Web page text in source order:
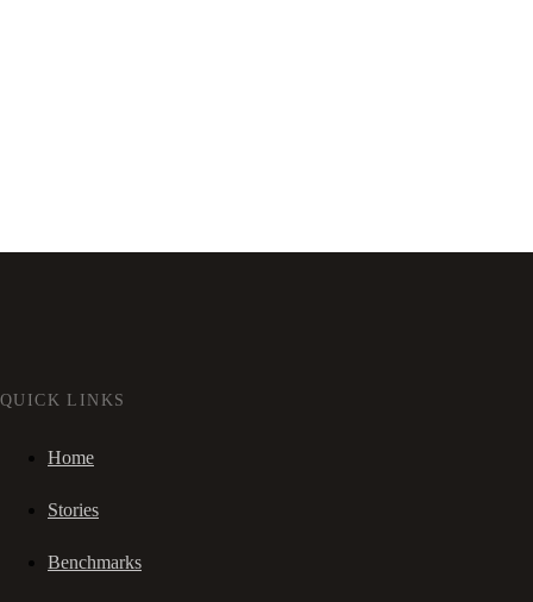
QUICK LINKS
Home
Stories
Benchmarks